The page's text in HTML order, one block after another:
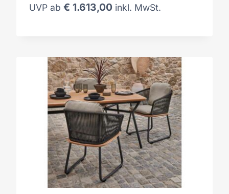
UVP ab € 1.613,00 inkl. MwSt.